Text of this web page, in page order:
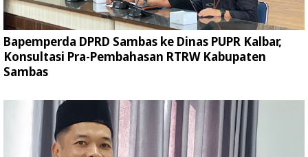
Bapemperda DPRD Sambas ke Dinas PUPR Kalbar,
Konsultasi Pra-Pembahasan RTRW Kabupaten
Sambas